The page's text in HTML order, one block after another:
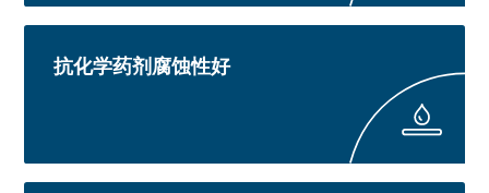
抗化学药剂腐蚀性好